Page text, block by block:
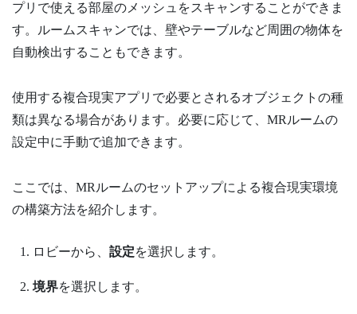
プリで使える部屋のメッシュをスキャンすることができま
す。ルームスキャンでは、壁やテーブルなど周囲の物体を
自動検出することもできます。
使用する複合現実アプリで必要とされるオブジェクトの種
類は異なる場合があります。必要に応じて、MRルームの
設定中に手動で追加できます。
ここでは、MRルームのセットアップによる複合現実環境
の構築方法を紹介します。
ロビーから、 設定を選択します。
境界を選択します。